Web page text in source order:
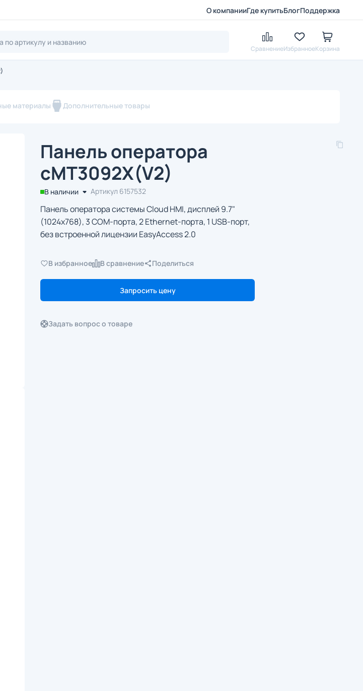
О компанииГде купитьБлогПоддержка
СравнениеИзбранноеКорзина
материалы Дополнительные товары
Панель оператора
cMT3092X(V2)
В наличии Артикул 6157532
Панель оператора системы Cloud HMI, дисплей 9.7"
(1024x768), 3 COM-порта, 2 Ethernet-порта, 1 USB-порт,
без встроенной лицензии EasyAccess 2.0
В избранное В сравнение Поделиться
Запросить цену
Задать вопрос о товаре